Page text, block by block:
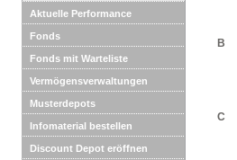
Aktuelle Performance
Fonds
Fonds mit Warteliste
Vermögensverwaltungen
Musterdepots
Infomaterial bestellen
Discount Depot eröffnen
B
C